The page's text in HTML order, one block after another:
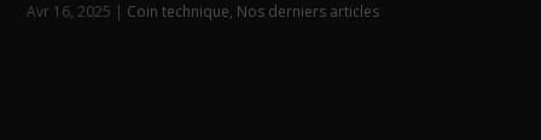
Avr 16, 2025 | Coin technique, Nos derniers articles